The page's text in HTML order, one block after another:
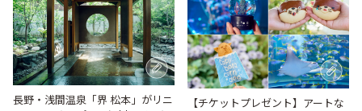
長野・浅間温泉「界 松本」がリニ
【チケットプレゼント】アートな